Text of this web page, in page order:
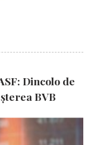
Dincolo de
BVB